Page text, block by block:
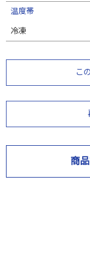
温度帯
冷凍
こ
商